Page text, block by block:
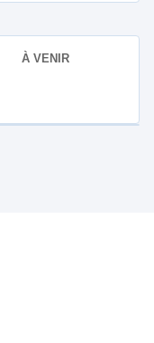
À VENIR